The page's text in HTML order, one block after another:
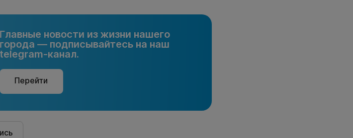
Главные новости из жизни нашего
города — подписывайтесь на наш
telegram-канал.
Перейти